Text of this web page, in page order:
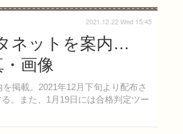
ネットを案内…
画像
掲載。2021年12月下旬より配布さ
。また、1月19日には合格判定ツー
2021.12.22 Wed 15:45